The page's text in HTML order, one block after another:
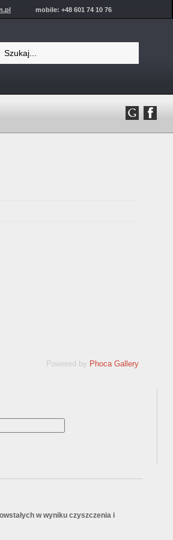
mobile: +48 601 74 10 76
Powered by Phoca Gallery
w wyniku czyszczenia i